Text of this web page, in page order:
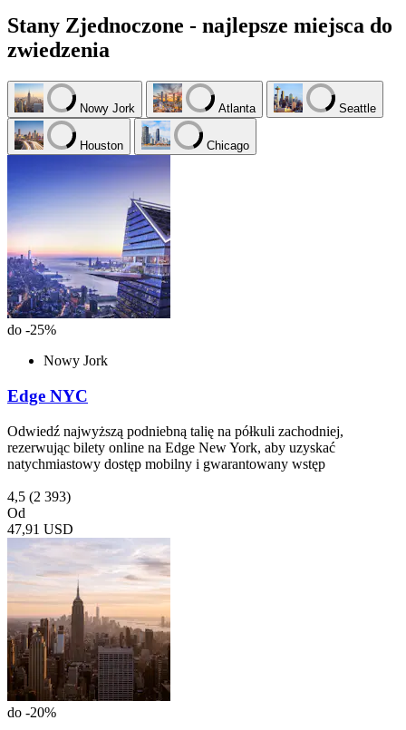
Stany Zjednoczone - najlepsze miejsca do
zwiedzenia
Nowy Jork Atlanta Seattle
Houston Chicago
do -25%
Nowy Jork
Edge NYC
Odwiedź najwyższą podniebną talię na półkuli zachodniej,
rezerwując bilety online na Edge New York, aby uzyskać
natychmiastowy dostęp mobilny i gwarantowany wstęp
4,5 (2 393)
Od
47,91 USD
do -20%